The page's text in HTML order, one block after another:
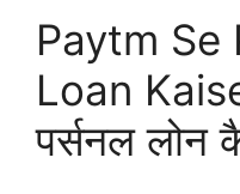
Paytm Se
Loan
पर्सनल लोन